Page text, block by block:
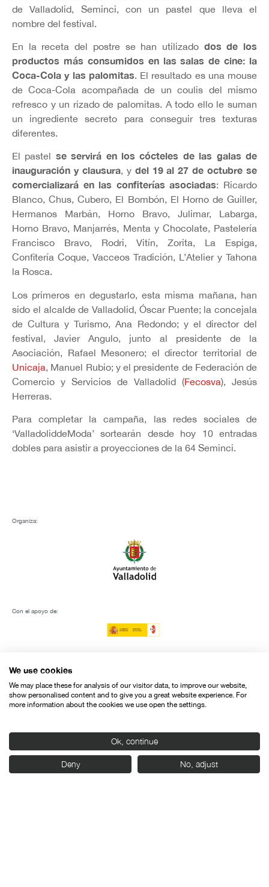
de Valladolid, Seminci, con un pastel que lleva el
nombre del festival.
En la receta del postre se han utilizado dos de los
productos más consumidos en las salas de cine: la
Coca-Cola y las palomitas. El resultado es una mouse
de Coca-Cola acompañada de un coulis del mismo
refresco y un rizado de palomitas. A todo ello le suman
un ingrediente secreto para conseguir tres texturas
diferentes.
El pastel se servirá en los cócteles de las galas de
inauguración y clausura, ydel 19 al 27 de octubre se
comercializará en las confiterías asociadas: Ricardo
Blanco, Chus, Cubero, El Bombón, El Horno de Guiller,
Hermanos Marbán, Horno Bravo, Julimar, Labarga,
Horno Bravo, Manjarrés, Menta y Chocolate, Pastelería
Francisco Bravo, Rodri, Vitín, Zorita, La Espiga,
Confitería Coque, Vacceos Tradición, L’Atelier y Tahona
la Rosca.
Los primeros en degustarlo, esta misma mañana, han
sido el alcalde de Valladolid, Óscar Puente; la concejala
de Cultura y Turismo, Ana Redondo; y el director del
festival, Javier Angulo, junto al presidente de la
Asociación, Rafael Mesonero; el director territorial de
Unicaja, Manuel Rubio; y el presidente de Federación de
Comercio y Servicios de Valladolid (Fecosva), Jesús
Herreras.
Para completar la campaña, las redes sociales de
‘ValladoliddeModa’ sortearán desde hoy 10 entradas
dobles para asistir a proyecciones de la 64 Seminci.
Organiza:
Con el apoyo de:
We use cookies
We may place these for analysis of our visitor data, to improve our website,
show personalised content and to give you a great website experience. For
more information about the cookies we use open the settings.
Ok, continue
Deny No, adjust